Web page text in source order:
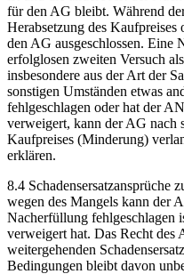
für den AG bleibt. Während
Herabsetzung des
den AG ausgeschlossen. Eine
erfolglosen zweiten Versuch
insbesondere aus der Art der
sonstigen Umständen etwas
fehlgeschlagen oder hat der
verweigert, kann der AG nach
Kaufpreises (Minderung)
erklären.
8.4 Schadensersatzansprüche
wegen des Mangels kann der
Nacherfüllung fehlgeschlagen
verweigert hat. Das Recht des
weitergehenden
Bedingungen bleibt davon